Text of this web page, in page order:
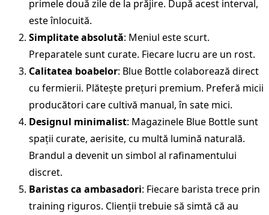
primele două zile de la prăjire. După acest interval,
este înlocuită.
Simplitate absolută: Meniul este scurt.
Preparatele sunt curate. Fiecare lucru are un rost.
Calitatea boabelor: Blue Bottle colaborează direct
cu fermierii. Plătește prețuri premium. Preferă micii
producători care cultivă manual, în sate mici.
Designul minimalist: Magazinele Blue Bottle sunt
spații curate, aerisite, cu multă lumină naturală.
Brandul a devenit un simbol al rafinamentului
discret.
Baristas ca ambasadori: Fiecare barista trece prin
training riguros. Clienții trebuie să simtă că au